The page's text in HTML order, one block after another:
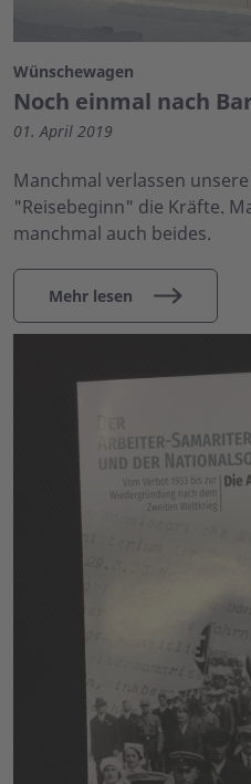
Wünschewagen
Noch einmal nach
01. April 2019
Manchmal verlassen
"Reisebeginn" die Kräfte.
manchmal auch beides.
Mehr lesen